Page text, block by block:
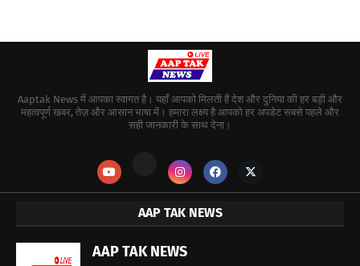
Aaptak News में आपका स्वागत है। यहाँ आपको मिलती हैं देश और दुनिया की हर बड़ी और
महत्वपूर्ण खबर, तेज़ और आसान भाषा में। हमारा लक्ष्य है आपको हर अपडेट सबसे पहले और
सही जानकारी के साथ देना।
AAP TAK NEWS
AAP TAK NEWS